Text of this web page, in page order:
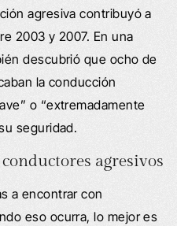
agresiva contribuyó a
2003 y 2007. En una
descubrió que ocho de
la conducción
o “extremadamente
seguridad.
agresivos
a encontrar con
eso ocurra, lo mejor es